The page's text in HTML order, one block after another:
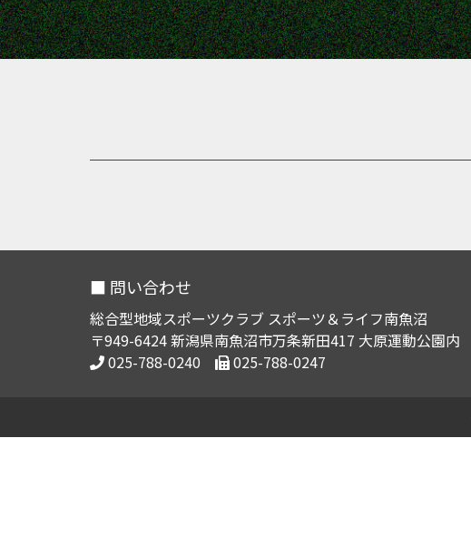
■ 問い合わせ
総合型地域スポーツクラブ スポーツ＆ライフ南魚沼
〒949-6424 新潟県南魚沼市万条新田417 大原運動公園内
025-788-0240
025-788-0247